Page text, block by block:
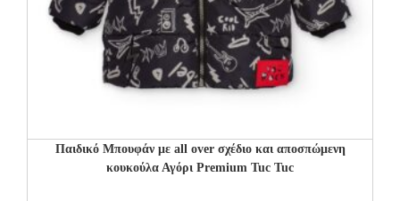
Παιδικό Μπουφάν με all over σχέδιο και αποσπώμενη
κουκούλα Αγόρι Premium Tuc Tuc